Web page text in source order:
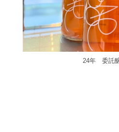
24年 委託醸造 デラ